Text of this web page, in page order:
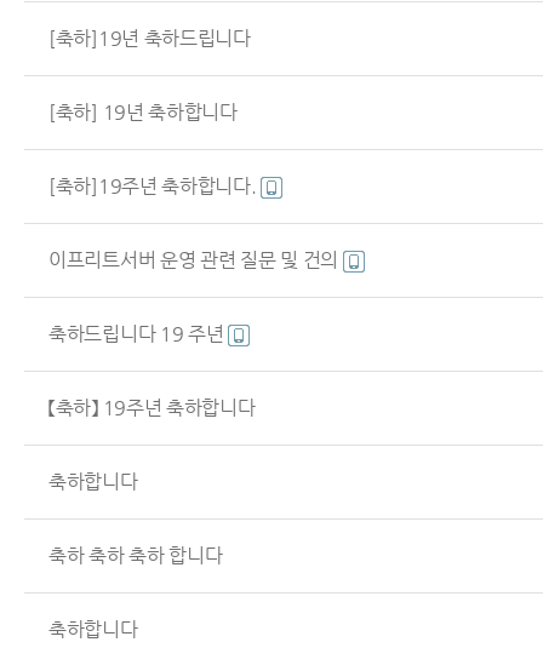
[축하]19년 축하드립니다
[축하] 19년 축하합니다
[축하]19주년 축하합니다.
이프리트서버 운영 관련 질문 및 건의
축하드립니다 19 주년
【축하】 19주년 축하합니다
축하합니다
축하 축하 축하 합니다
축하합니다